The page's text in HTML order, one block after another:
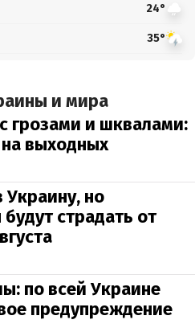
24°
35°
и мира
грозами и шквалами:
на выходных
Украину, но
страдать от
по всей Украине
предупреждение